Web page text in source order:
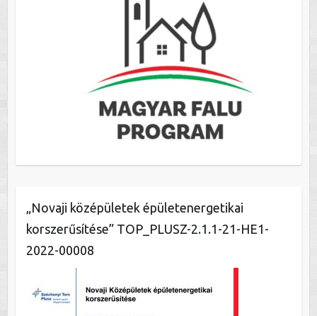
„Novaji középületek épületenergetikai
korszerűsítése” TOP_PLUSZ-2.1.1-21-HE1-
2022-00008